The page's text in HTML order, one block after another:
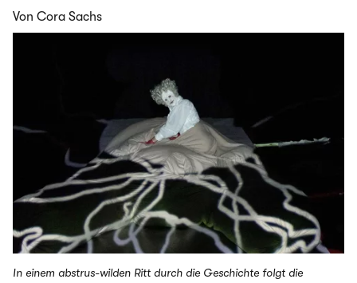
Von Cora Sachs
In einem abstrus-wilden Ritt durch die Geschichte folgt die